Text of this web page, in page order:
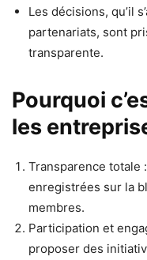
Les décisions, qu’il
partenariats, sont
transparente.
Pourquoi
les
Transparence totale
enregistrées sur la
membres.
Participation et
proposer des